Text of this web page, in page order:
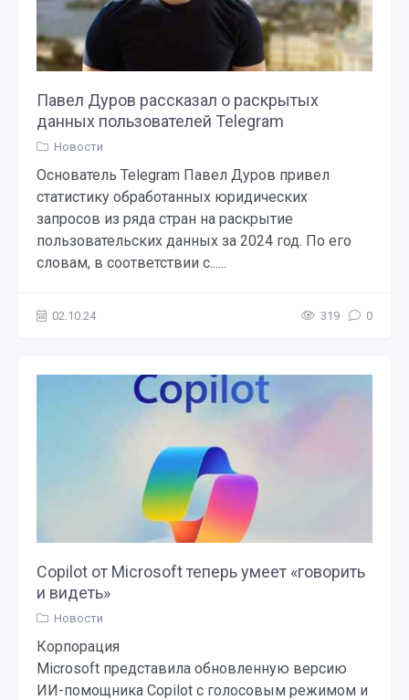
Павел Дуров рассказал о раскрытых
данных пользователей Telegram
Новости
Основатель Telegram Павел Дуров привел
статистику обработанных юридических
запросов из ряда стран на раскрытие
пользовательских данных за 2024 год. По его
словам, в соответствии с......
02.10.24 319 0
Copilot от Microsoft теперь умеет «говорить
и видеть»
Новости
Корпорация
Microsoft представила обновленную версию
ИИ-помощника Copilot с голосовым режимом и